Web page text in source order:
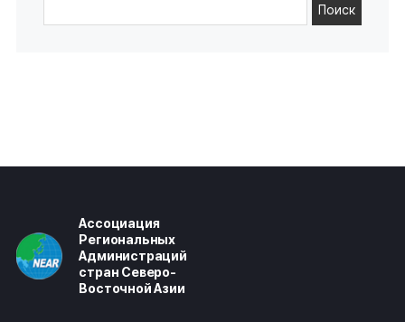
Поиск
Ассоциация
Региональных
Администраций
стран Северо-
Восточной Азии